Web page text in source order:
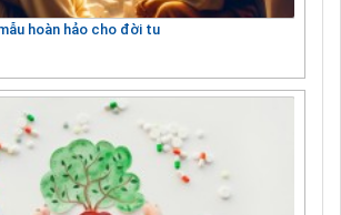
hoàn hảo cho đời tu